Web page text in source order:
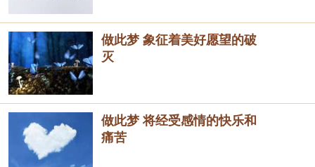
做此梦 象征着美好愿望的破
灭
做此梦 将经受感情的快乐和
痛苦